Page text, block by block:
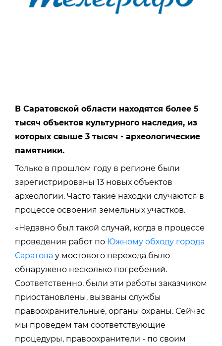
В Саратовской области находятся более 5
тысяч объектов культурного наследия, из
которых свыше 3 тысяч - археологические
памятники.
Только в прошлом году в регионе были
зарегистрированы 13 новых объектов
археологии. Часто такие находки случаются в
процессе освоения земельных участков.
«Недавно был такой случай, когда в процессе
проведения работ по Южному обходу города
Саратова у мостового перехода было
обнаружено несколько погребений.
Соответственно, были эти работы заказчиком
приостановлены, вызваны службы
правоохранительные, органы охраны. Сейчас
мы проведем там соответствующие
процедуры, правоохранители - по своим